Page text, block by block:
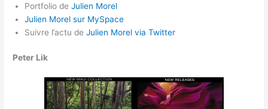
Portfolio deJulien Morel
Julien Morel sur MySpace
Suivre l’actu deJulien Morel via Twitter
Peter Lik